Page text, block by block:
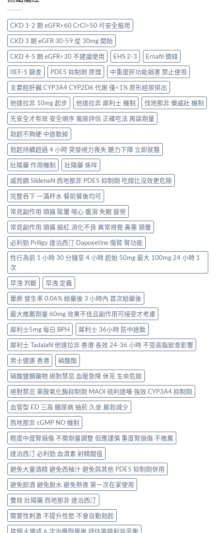
CKD 1-2 期 eGFR>60 CrCl>50 可安全服用
CKD 3 期 eGFR 30-59 從 30mg 開始
CKD 4-5 期 eGFR<30 不建議使用
EHS 2-3
Ernafil 價錢
IIEF-5 篩查
PDE5 抑制劑 原理
中重度肝功能損害 禁止使用
主要經肝臟 CYP3A4 CYP2D6 代謝 僅<1% 原形經尿排出
他達拉非 10mg 起步
他達拉非 犀利士 機制
伐地那非 樂威壯 機制
先安全才有效 安全順序 風險評估 正確吃法 再談劑量
勃起不夠硬 中途軟掉
勃起持續超過 4 小時 突發視力喪失 聽力下降 立即就醫
壯陽藥 作用機制
壯陽藥 係咩
威而鋼 Sildenafil 西地那非 PDE5 抑制劑 吃錯比沒效更危險
完整吞下 一滿杯水 餐前餐後均可
常見副作用 頭痛 眩暈 噁心 腹瀉 失眠 疲勞
常見副作用 頭痛 臉紅 消化不良 異常視覺 鼻塞 頭暈
必利勁 Priligy 達泊西汀 Dapoxetine 傷腎 腎功能
性行為前 1 小時 30 分鐘至 4 小時 起始 50mg 最大 100mg 24 小時 1
次
早洩 判斷
早洩 定義
暈厥 發生率 0.06% 給藥後 3 小時內 首次給藥後
最大推薦劑量 60mg 效果不佳且副作用可接受才考慮
犀利士5mg 每日 BPH
犀利士 36小時 防中途軟
犀利士 Tadalafil 他達拉非 香港 長效 24-36 小時 不受高脂飲食影響
男士健康 香港
硝酸酯
硝酸鹽類藥物 絕對禁忌 血壓急降 休克 生命危險
絕對禁忌 單胺氧化酶抑制劑 MAOI 硫利達嗪 強效 CYP3A4 抑制劑
血管型 ED 三高 糖尿病 抽菸 久坐 晨勃減少
西地那非 cGMP NO 機制
輕度中度腎損傷 不需劑量調整 但應謹慎 重度腎損傷 不推薦
達泊西汀 必利勁 血清素 射精閥值
避免大量酒精 避免西柚汁 避免與其他 PDE5 抑制劑併用
避免飲酒 避免脫水 避免熬夜 第一次在家使用
雙效 壯陽藥 西地那非 達泊西汀
需要性刺激 不提升性慾 不會自動勃起
首個 4 週或 6 次治療劑量後 評估風險利益平衡